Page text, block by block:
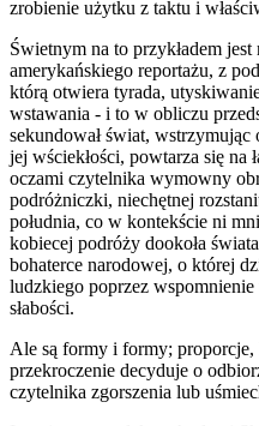
zrobienie użytku z taktu i
Świetnym na to przykładem
amerykańskiego reportażu, z
którą otwiera tyrada,
wstawania - i to w obliczu
sekundował świat,
jej wściekłości, powtarza się na
oczami czytelnika wymowny
podróżniczki, niechętnej
południa, co w kontekście ni
kobiecej podróży dookoła
bohaterce narodowej, o której
ludzkiego poprzez
słabości.
Ale są formy i formy;
przekroczenie decyduje o
czytelnika zgorszenia lub